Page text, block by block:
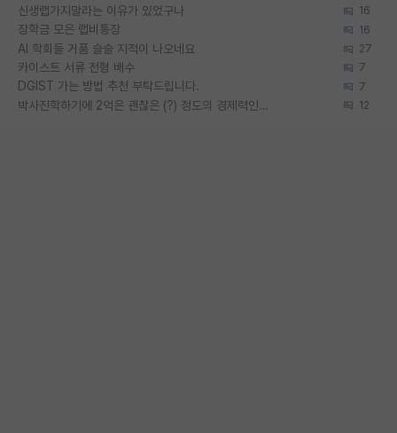
신생랩가지말라는 이유가 있었구나 16
장학금 모은 랩비통장 16
AI 학회들 거품 슬슬 지적이 나오네요 27
카이스트 서류 전형 배수 7
DGIST 가는 방법 추천 부탁드립니다. 7
박사진학하기에 2억은 괜찮은 (?) 정도의 경제력인가요 12